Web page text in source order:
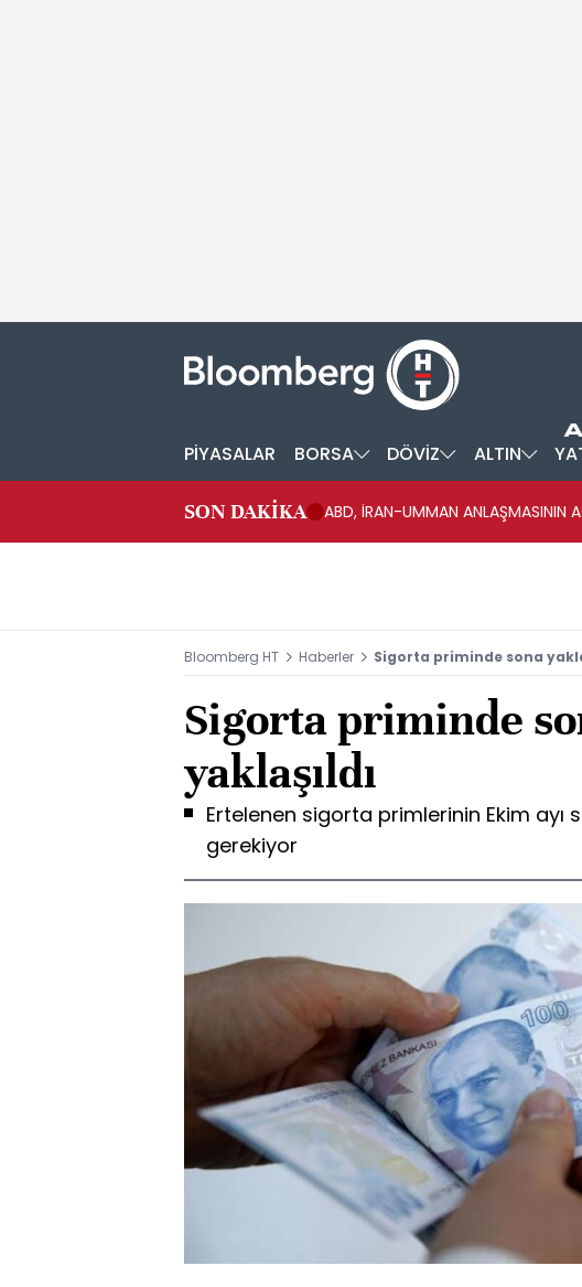
PİYASALAR BORSA DÖVİZ ALTIN
SON DAKİKA ABD, İRAN-UMMAN ANLAŞMASININ
Bloomberg HT Haberler Sigorta priminde sona
Sigorta priminde
yaklaşıldı
Ertelenen sigorta primlerinin Ekim
gerekiyor